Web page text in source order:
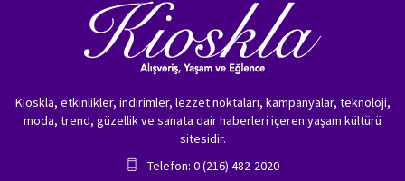
Kioskla, etkinlikler, indirimler, lezzet noktaları, kampanyalar, teknoloji,
moda, trend, güzellik ve sanata dair haberleri içeren yaşam kültürü
sitesidir.
Telefon: 0 (216) 482-2020